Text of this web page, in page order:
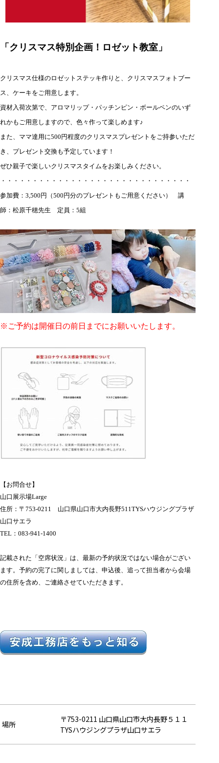
「クリスマス特別企画！ロゼット教室 」
クリスマス仕様のロゼットステッキ作りと、クリスマスフォトブー
ス、ケーキをご用意します。
資材入荷次第で、アロマリップ・パッチンピン・ボールペンのいず
れかもご用意しますので、色々作って楽しめます♪
また、ママ達用に500円程度のクリスマスプレゼントをご持参いただ
き、プレゼント交換も予定しています！
ぜひ親子で楽しいクリスマスタイムをお楽しみください。
・・・・・・・・・・・・・・・・・・・・・・・・・・・・・・
参加費：3,500円（500円分のプレゼントもご用意ください）
講
師：松原千穂先生 定員：5組
※ご予約は開催日の前日までにお願いいたします。
【お問合せ】
山口展示場Large
住所：〒753-0211 山口県山口市大内長野511TYSハウジングプラザ
山口サエラ
TEL：083-941-1400
記載された「空席状況」は、最新の予約状況ではない場合がござい
ます。 予約の完了に関しましては、申込後、追って担当者から会場
の住所を含め、ご連絡させていただきます。
場所
〒753-0211 山口県山口市大内長野５１１
TYSハウジングプラザ山口サエラ